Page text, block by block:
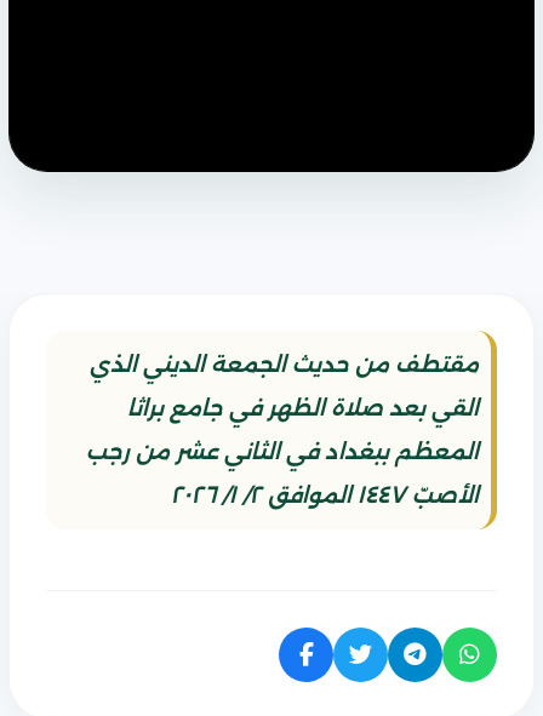
مقتطف من حديث الجمعة الديني الذي
القي بعد صلاة الظهر في جامع براثا
المعظم ببغداد في الثاني عشر من رجب
الأصبّ ١٤٤٧ الموافق ٢/ ١/ ٢٠٢٦